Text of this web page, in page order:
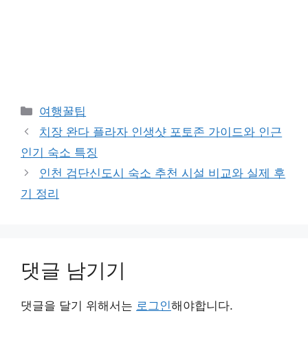
카
테
고
리
여행꿀팁
치장 완다 플라자 인생샷 포토존 가이드와 인근
인기 숙소 특징
인천 검단신도시 숙소 추천 시설 비교와 실제 후
기 정리
댓글 남기기
댓글을 달기 위해서는 로그인해야합니다.